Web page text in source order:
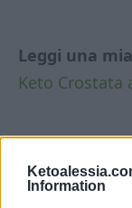
Information
Leggi una
Keto Crostata